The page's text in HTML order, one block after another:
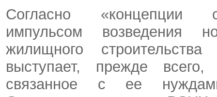
Согласно «концепции
импульсом возведения
жилищного
выступает, прежде
связанное с ее нуждами